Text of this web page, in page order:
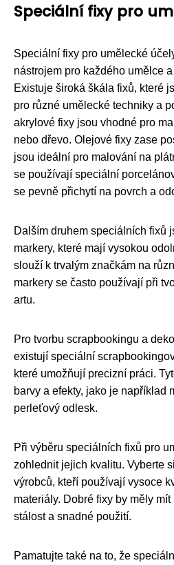
Speciální fixy pro
Speciální fixy pro umělecké
nástrojem pro každého umělce
Existuje široká škála fixů, které
pro různé umělecké techniky a
akrylové fixy jsou vhodné pro
nebo dřevo. Olejové fixy zase
jsou ideální pro malování na
se používají speciální
se pevně přichytí na povrch a
Dalším druhem speciálních fixů
markery, které mají vysokou
slouží k trvalým značkám na
markery se často používají při
artu.
Pro tvorbu scrapbookingu a
existují speciální
které umožňují precizní práci.
barvy a efekty, jako je například
perleťový odlesk.
Při výběru speciálních fixů pro
zohlednit jejich kvalitu. Vyberte
výrobců, kteří používají vysoce
materiály. Dobré fixy by měly
stálost a snadné použití.
Pamatujte také na to, že